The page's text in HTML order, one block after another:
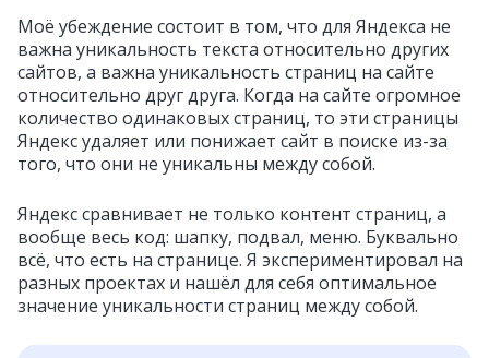
Моё убеждение состоит в том, что для Яндекса не
важна уникальность текста относительно других
сайтов, а важна уникальность страниц на сайте
относительно друг друга. Когда на сайте огромное
количество одинаковых страниц, то эти страницы
Яндекс удаляет или понижает сайт в поиске из-за
того, что они не уникальны между собой.
Яндекс сравнивает не только контент страниц, а
вообще весь код: шапку, подвал, меню. Буквально
всё, что есть на странице. Я экспериментировал на
разных проектах и нашёл для себя оптимальное
значение уникальности страниц между собой.